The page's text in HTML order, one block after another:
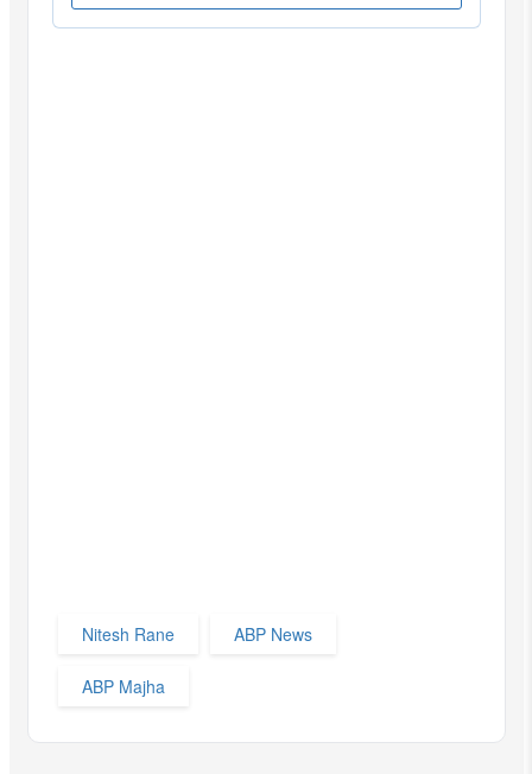
Nitesh Rane ABP News
ABP Majha